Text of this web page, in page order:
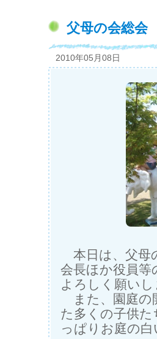
父母の会総会
2010年05月08日
本日は、父母
会長ほか役員等
よろしく願い
また、園庭の
た多くの子供
っぱりお庭の